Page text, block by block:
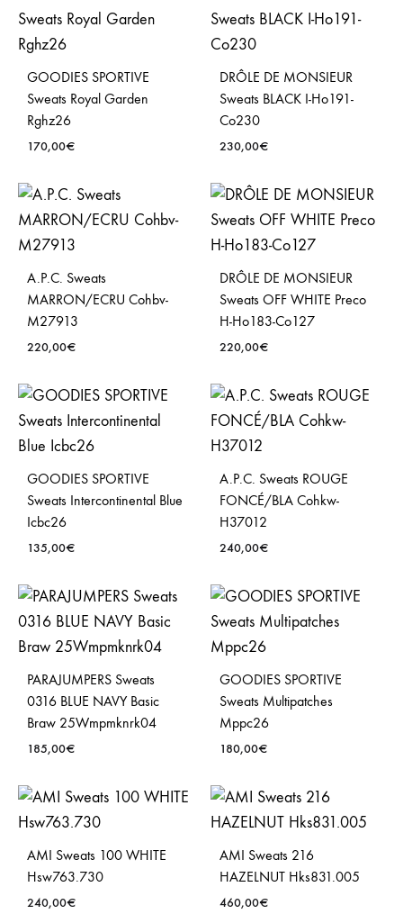
GOODIES SPORTIVE
Sweats Royal Garden
Rghz26
170,00€
DRÔLE DE MONSIEUR
Sweats BLACK I-Ho191-
Co230
230,00€
A.P.C. Sweats
MARRON/ECRU Cohbv-
M27913
220,00€
DRÔLE DE MONSIEUR
Sweats OFF WHITE Preco
H-Ho183-Co127
220,00€
GOODIES SPORTIVE
Sweats Intercontinental Blue
Icbc26
135,00€
A.P.C. Sweats ROUGE
FONCÉ/BLA Cohkw-
H37012
240,00€
PARAJUMPERS Sweats
0316 BLUE NAVY Basic
Braw 25Wmpmknrk04
185,00€
GOODIES SPORTIVE
Sweats Multipatches
Mppc26
180,00€
AMI Sweats 100 WHITE
Hsw763.730
240,00€
AMI Sweats 216
HAZELNUT Hks831.005
460,00€